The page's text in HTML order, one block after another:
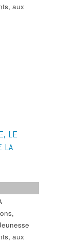
aux
LE
LA
aux